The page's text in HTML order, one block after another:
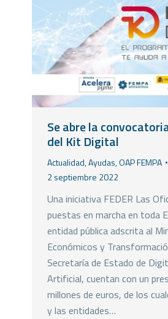
Se abre la
del Kit Digital
Actualidad,Ayudas,OAP FEMPA
2 septiembre 2022
Una iniciativa FEDER Las
puestas en marcha en toda
entidad pública adscrita al
Económicos y
Secretaría de Estado de
Artificial, cuentan con un
millones de euros, de los
y las entidades…